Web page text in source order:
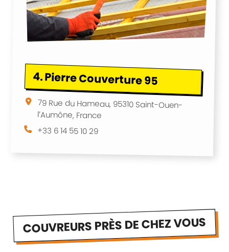
4.Pierre Couverture 95
79 Rue du Hameau, 95310 Saint-Ouen-
l’Aumône, France
+33 6 14 55 10 29
COUVREURS PRÈS DE CHEZ VOUS